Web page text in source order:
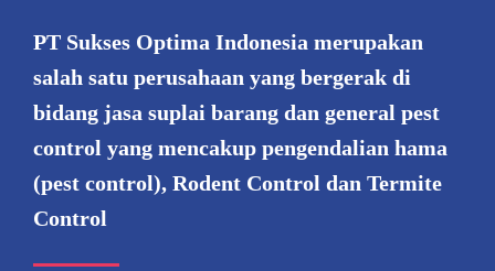
PT Sukses Optima Indonesia merupakan
salah satu perusahaan yang bergerak di
bidang jasa suplai barang dan general pest
control yang mencakup pengendalian hama
(pest control), Rodent Control dan Termite
Control